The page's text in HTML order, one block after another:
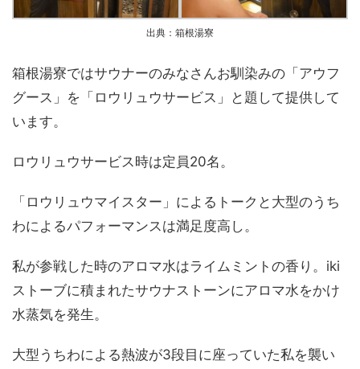
出典：箱根湯寮
箱根湯寮ではサウナーのみなさんお馴染みの「アウフ
グース」を「ロウリュウサービス」と題して提供して
います。
ロウリュウサービス時は定員20名。
「ロウリュウマイスター」によるトークと大型のうち
わによるパフォーマンスは満足度高し。
私が参戦した時のアロマ水はライムミントの香り。iki
ストーブに積まれたサウナストーンにアロマ水をかけ
水蒸気を発生。
大型うちわによる熱波が3段目に座っていた私を襲い